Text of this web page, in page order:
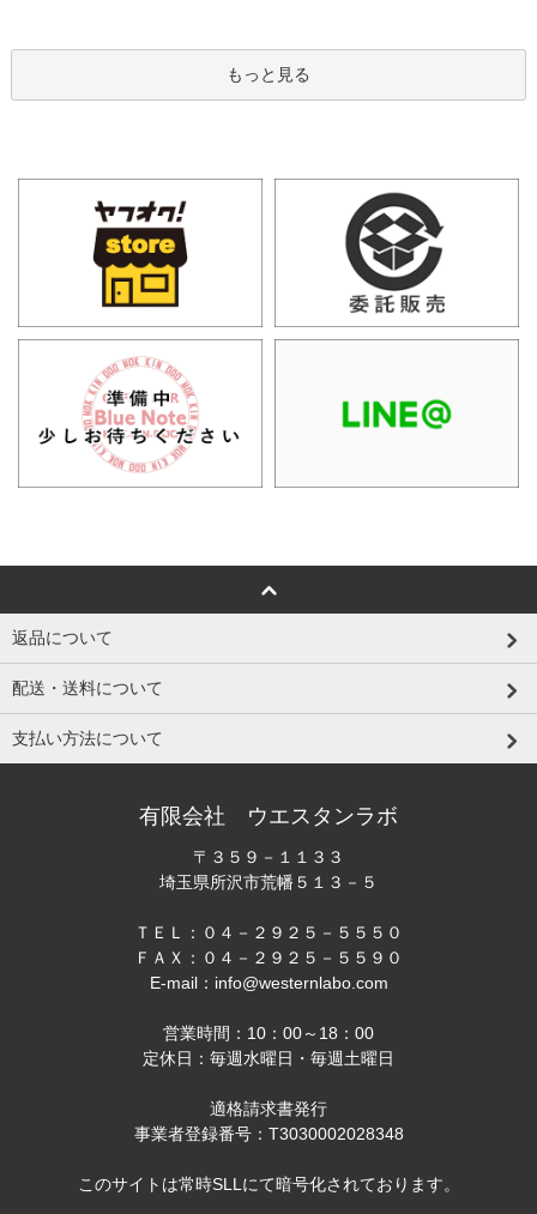
もっと見る
返品について
配送・送料について
支払い方法について
有限会社 ウエスタンラボ
〒３５９－１１３３
埼玉県所沢市荒幡５１３－５
ＴＥＬ：０４－２９２５－５５５０
ＦＡＸ：０４－２９２５－５５９０
E-mail：info@westernlabo.com
営業時間：10：00～18：00
定休日：毎週水曜日・毎週土曜日
適格請求書発行
事業者登録番号：T3030002028348
このサイトは常時SLLにて暗号化されております。